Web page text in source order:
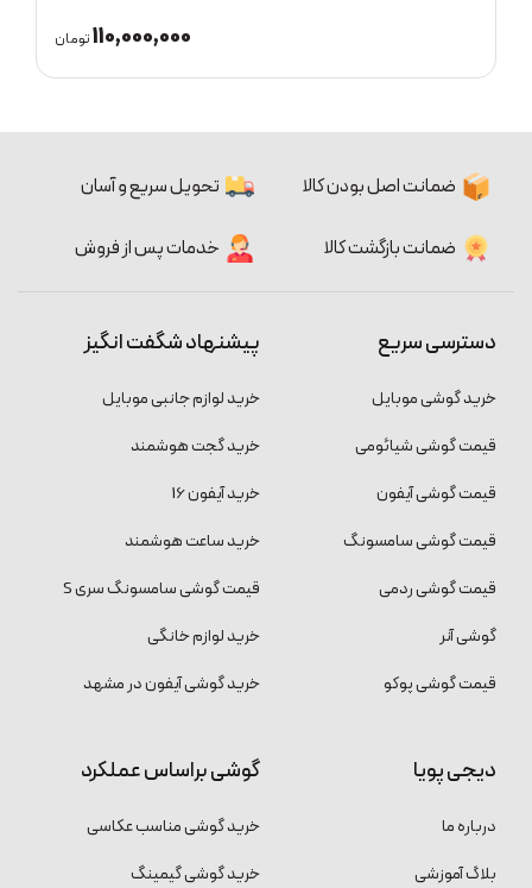
125,000,000تومان
ضمانت اصل بودن کالا تحویل سریع و آسان
ضمانت بازگشت کالا خدمات پس از فروش
دسترسی سریع
خرید گوشی موبایل
قیمت گوشی شیائومی
قیمت گوشی آیفون
قیمت گوشی سامسونگ
قیمت گوشی ردمی
گوشی آنر
قیمت گوشی پوکو
پیشنهاد شگفت انگیز
خرید لوازم جانبی موبایل
خرید گجت هوشمند
خرید آیفون 16
خرید ساعت هوشمند
قیمت گوشی سامسونگ سری S
خرید لوازم خانگی
خرید گوشی آیفون در مشهد
دیجی پویا
درباره ما
بلاگ آموزشی
گوشی براساس عملکرد
خرید گوشی مناسب عکاسی
خرید گوشی گیمینگ